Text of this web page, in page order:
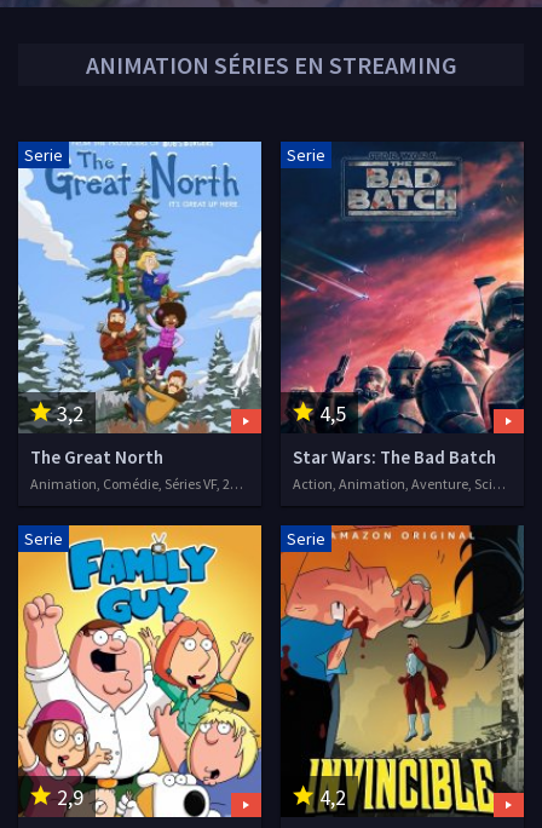
ANIMATION SÉRIES EN STREAMING
3,2
Serie
The Great North
Animation, Comédie, Séries VF, 2021
4,5
Serie
Star Wars: The Bad Batch
Action, Animation, Aventure, Science fiction, Séries VF, 2021
2,9
Serie
4,2
Serie